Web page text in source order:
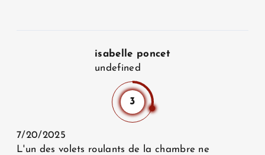
isabelle poncet
undefined
3
7/20/2025
L'un des volets roulants de la chambre ne